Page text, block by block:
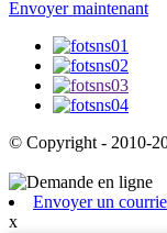
Envoyer maintenant
© Copyright - 2010-
Envoyer un
x